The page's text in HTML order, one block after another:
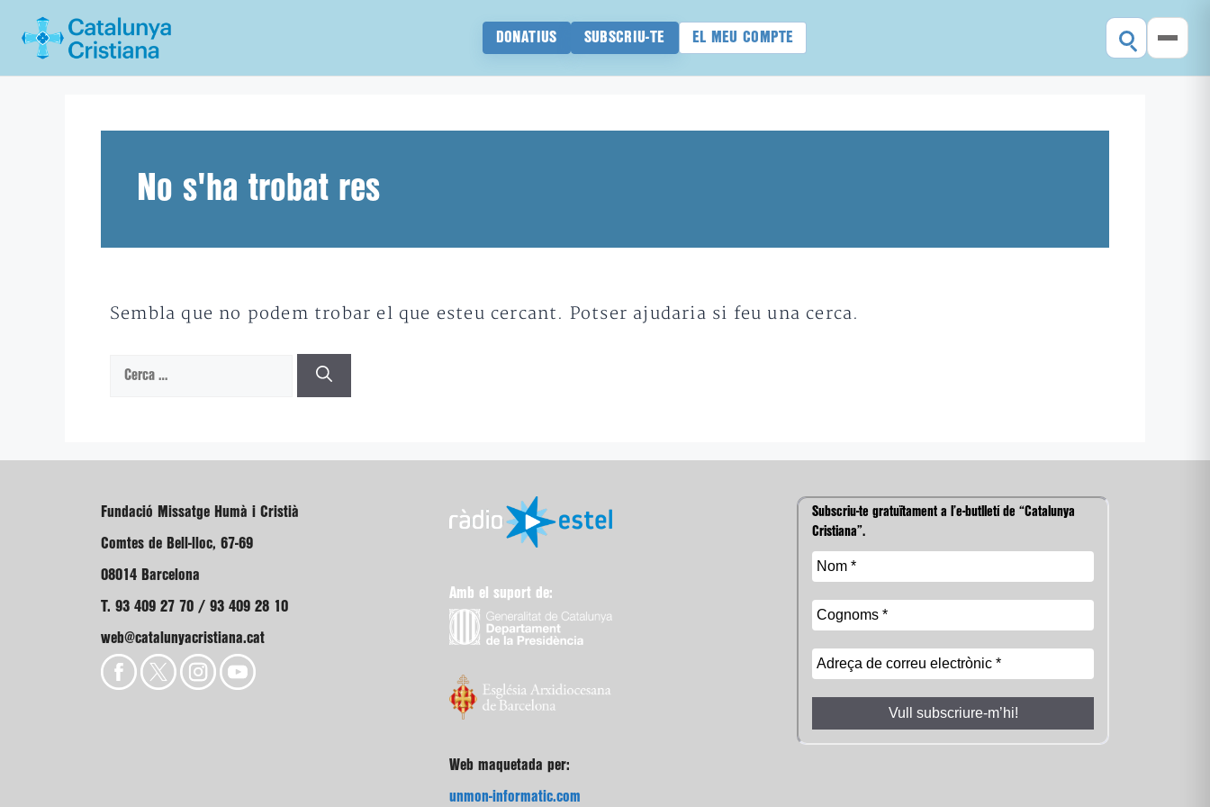
DONATIUS SUBSCRIU-TE EL MEU COMPTE
No s'ha trobat res
Sembla que no podem trobar el que esteu cercant. Potser ajudaria si feu una cerca.
Cerca:
Fundació Missatge Humà i Cristià
Comtes de Bell-lloc, 67-69
08014 Barcelona
T. 93 409 27 70 / 93 409 28 10
web@catalunyacristiana.cat
Amb el suport de:
Web maquetada per:
unmon-informatic.com
Subscriu-te gratuïtament a l’e-butlletí de “Catalunya
Cristiana”.